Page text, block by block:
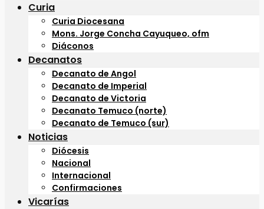
Curia
Curia Diocesana
Mons. Jorge Concha Cayuqueo, ofm
Diáconos
Decanatos
Decanato de Angol
Decanato de Imperial
Decanato de Victoria
Decanato Temuco (norte)
Decanato de Temuco (sur)
Noticias
Diócesis
Nacional
Internacional
Confirmaciones
Vicarías